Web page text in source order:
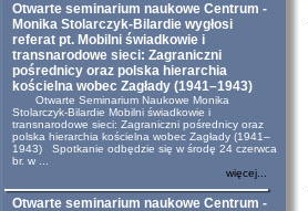
Otwarte seminarium naukowe Centrum -
Monika Stolarczyk-Bilardie wygłosi
referat pt. Mobilni świadkowie i
transnarodowe sieci: Zagraniczni
pośrednicy oraz polska hierarchia
kościelna wobec Zagłady (1941–1943)
Otwarte Seminarium Naukowe Monika
Stolarczyk-Bilardie Mobilni świadkowie i
transnarodowe sieci: Zagraniczni pośrednicy oraz
polska hierarchia kościelna wobec Zagłady (1941–
1943) Spotkanie odbędzie się w środę 24 czerwca
br. w ...
więcej...
Otwarte seminarium naukowe Centrum -